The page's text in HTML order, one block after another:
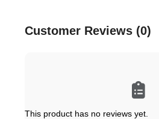
Customer Reviews (0)
This product has no reviews yet.